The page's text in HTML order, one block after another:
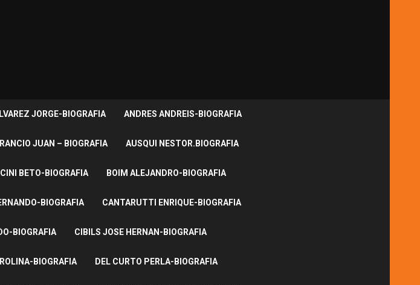
JORGE-BIOGRAFIA ANDRES ANDREIS-BIOGRAFIA
JUAN – BIOGRAFIA AUSQUI NESTOR.BIOGRAFIA
BETO-BIOGRAFIA BOIM ALEJANDRO-BIOGRAFIA
BIOGRAFIA CANTARUTTI ENRIQUE-BIOGRAFIA
BIOGRAFIA CIBILS JOSE HERNAN-BIOGRAFIA
BIOGRAFIA DEL CURTO PERLA-BIOGRAFIA